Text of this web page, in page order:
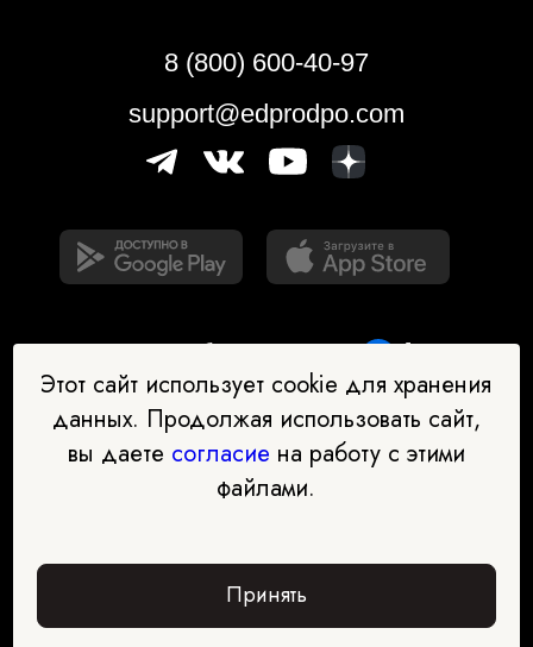
Наш бот-помощник в выборе
Перейти в чат-бот
8 (800) 600-40-97
support@edprodpo.com
Этот сайт использует cookie для хранения
данных. Продолжая использовать сайт,
вы даете согласие на работу с этими
файлами.
Принять